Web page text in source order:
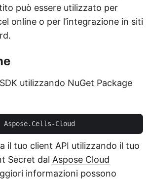
può essere utilizzato per
online o per l’integrazione in siti
utilizzando NuGet Package
il tuo client API utilizzando il tuo
Secret dal Aspose Cloud
informazioni possono